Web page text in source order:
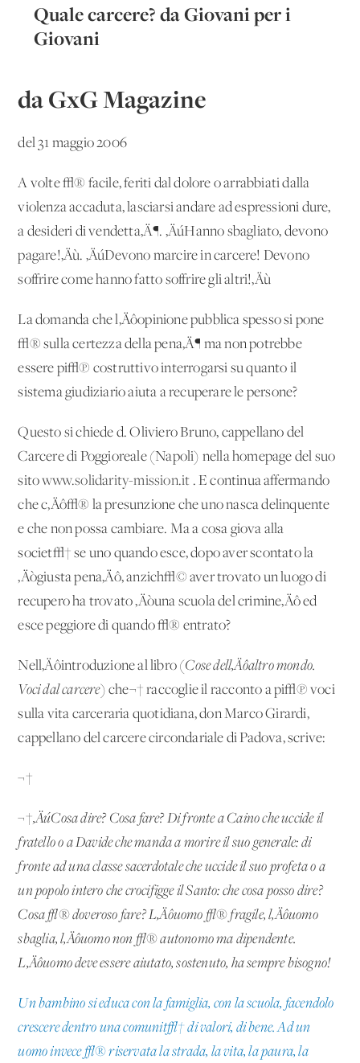
Quale carcere? da Giovani per i
Giovani
da GxG Magazine
del 31 maggio 2006
A volte √® facile, feriti dal dolore o arrabbiati dalla
violenza accaduta, lasciarsi andare ad espressioni dure,
a desideri di vendetta‚Ä¶. ‚ÄúHanno sbagliato, devono
pagare!‚Äù. ‚ÄúDevono marcire in carcere! Devono
soffrire come hanno fatto soffrire gli altri!‚Äù
La domanda che l‚Äôopinione pubblica spesso si pone
√® sulla certezza della pena‚Ä¶ ma non potrebbe
essere pi√π costruttivo interrogarsi su quanto il
sistema giudiziario aiuta a recuperare le persone?
Questo si chiede d. Oliviero Bruno, cappellano del
Carcere di Poggioreale (Napoli) nella homepage del suo
sitowww.solidarity-mission.it . E continua affermando
che c‚Äô√® la presunzione che uno nasca delinquente
e che non possa cambiare. Ma a cosa giova alla
societ√† se uno quando esce, dopo aver scontato la
‚Äògiusta pena‚Äô, anzich√© aver trovato un luogo di
recupero ha trovato ‚Äòuna scuola del crimine‚Äô ed
esce peggiore di quando √® entrato?
Nell‚Äôintroduzione al libro (Cose dell‚Äôaltro mondo.
Voci dal carcere) che¬† raccoglie il racconto a pi√π voci
sulla vita carceraria quotidiana, don Marco Girardi,
cappellano del carcere circondariale di Padova, scrive:
¬†
¬†‚ÄúCosa dire? Cosa fare? Di fronte a Caino che uccide il
fratello o a Davide che manda a morire il suo generale: di
fronte ad una classe sacerdotale che uccide il suo profeta o a
un popolo intero che crocifigge il Santo: che cosa posso dire?
Cosa √® doveroso fare? L‚Äôuomo √® fragile, l‚Äôuomo
sbaglia, l‚Äôuomo non √® autonomo ma dipendente.
L‚Äôuomo deve essere aiutato, sostenuto, ha sempre bisogno!
Un bambino si educa con la famiglia, con la scuola, facendolo
crescere dentro una comunit√† di valori, di bene. Ad un
uomo invece √® riservata la strada, la vita, la paura, la